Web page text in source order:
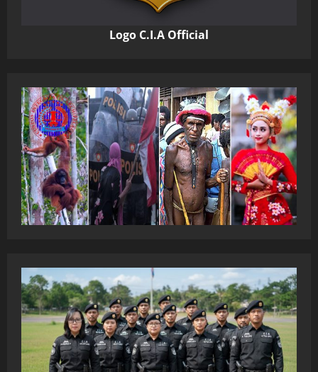
Logo C.I.A Official